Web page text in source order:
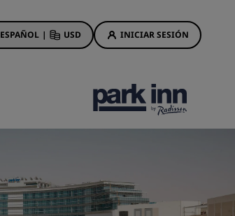
ESPAÑOL | USD INICIAR SESIÓN
Ofertas de hotel
Ofertas especiales
Reservar con antelación